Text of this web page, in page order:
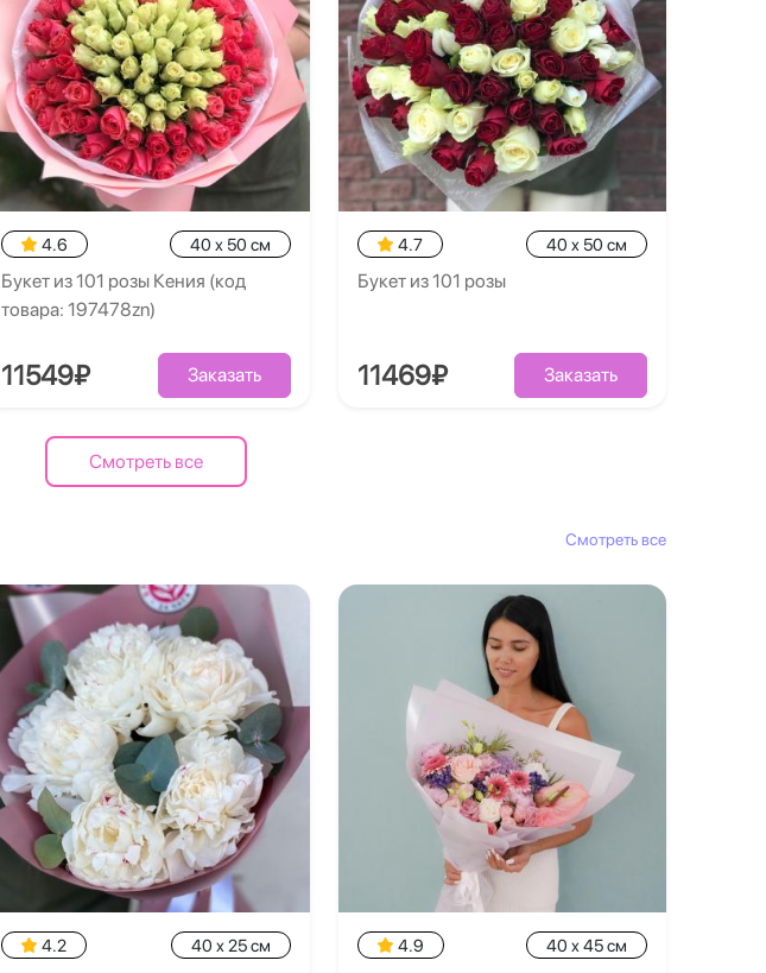
4.6 40 x 50 см
Букет из 101 розы Кения (код
товара: 197478zn)
11549₽ Заказать
4.7 40 x 50 см
Букет из 101 розы
11469₽ Заказать
Смотреть все
Смотреть все
4.2 40 x 25 см 4.9 40 x 45 см